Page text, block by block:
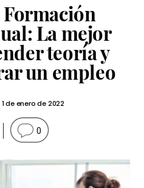
Formación
La mejor
teoría y
un empleo
de enero de 2022
0